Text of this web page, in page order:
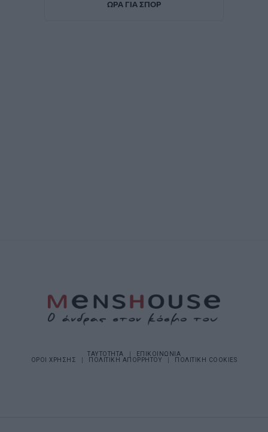
ΤΑΥΤΟΤΗΤΑ
ΕΠΙΚΟΙΝΩΝΙΑ
ΟΡΟΙ ΧΡΗΣΗΣ
ΠΟΛΙΤΙΚΗ ΑΠΟΡΡΗΤΟΥ ΠΟΛΙΤΙΚΗ COOKIES